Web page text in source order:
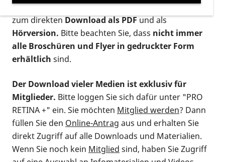
postalischen Bestellung als gedruckte Variante
zum direktenDownload als PDFund als
Hörversion. Bitte beachten Sie, dass nicht immer
alle Broschüren und Flyer in gedruckter Form
erhältlich sind.
Der Download vieler Medien ist exklusiv für
Mitglieder. Bitte loggen Sie sich dafür unter "PRO
RETINA +" ein. Sie möchten Mitglied werden? Dann
füllen Sie den Online-Antrag aus und erhalten Sie
direkt Zugriff auf alle Downloads und Materialien.
Wenn Sie noch kein Mitglied sind, haben Sie Zugriff